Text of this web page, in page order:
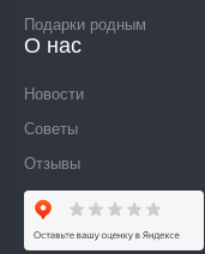
Подарки родным
О нас
Новости
Советы
Отзывы